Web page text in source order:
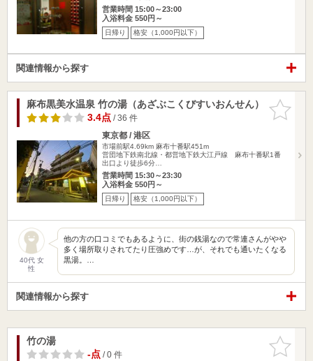
営業時間 15:00～23:00
入浴料金 550円～
日帰り 格安（1,000円以下）
関連情報から探す
お気に入
りに追加
麻布黒美水温泉 竹の湯（あざぶこくびすいおんせん）
3.4点/ 36 件
東京都 / 港区
市場前駅4.69km 麻布十番駅451m
営団地下鉄南北線・都営地下鉄大江戸線 麻布十番駅1番
出口より徒歩6分…
営業時間 15:30～23:30
入浴料金 550円～
日帰り 格安（1,000円以下）
40代 女
性
他の方の口コミでもあるように、街の銭湯なので常連さんがやや
多く場所取りされてたり圧強めです…が、それでも通いたくなる
黒湯。…
関連情報から探す
お気に入
りに追加
竹の湯
-点/ 0 件